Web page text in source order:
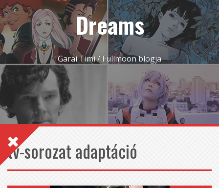
Dreams
Garai Timi / Fullmoon blogja
tv-sorozat adaptáció